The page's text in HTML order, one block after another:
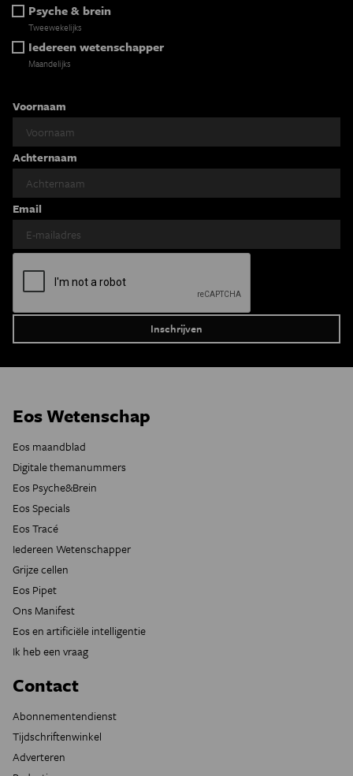
Psyche & brein
Tweewekelijks
Iedereen wetenschapper
Maandelijks
Voornaam
Achternaam
Email
Eos Wetenschap
Eos maandblad
Digitale themanummers
Eos Psyche&Brein
Eos Specials
Eos Tracé
Iedereen Wetenschapper
Grijze cellen
Eos Pipet
Ons Manifest
Eos en artificiële intelligentie
Ik heb een vraag
Contact
Abonnementendienst
Tijdschriftenwinkel
Adverteren